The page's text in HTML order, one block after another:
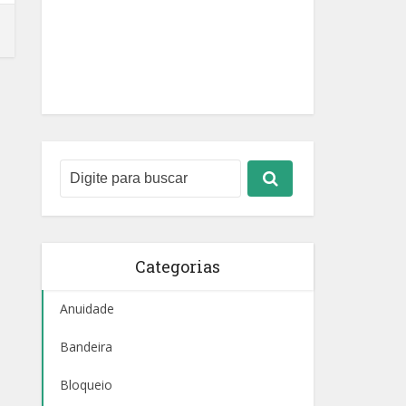
Categorias
Anuidade
Bandeira
Bloqueio